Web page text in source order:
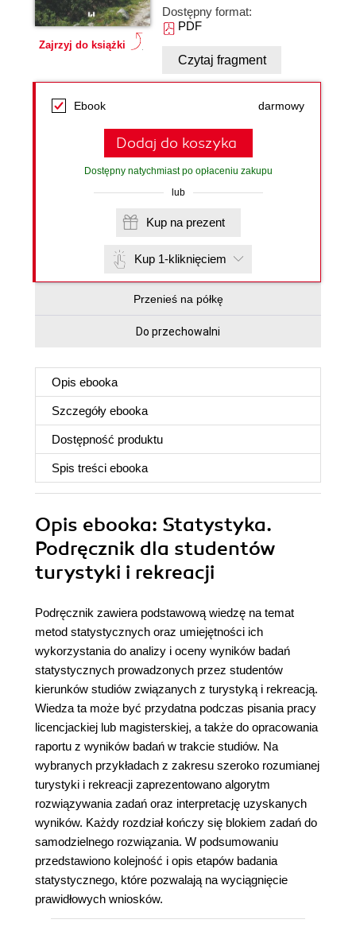
Zajrzyj do książki
Dostępny format:
PDF
Czytaj fragment
Ebook darmowy
Dodaj do koszyka
Dostępny natychmiast po opłaceniu zakupu
lub
Kup na prezent
Kup 1-kliknięciem
Przenieś na półkę
Do przechowalni
Opis ebooka
Szczegóły ebooka
Dostępność produktu
Spis treści ebooka
Opis ebooka: Statystyka.
Podręcznik dla studentów
turystyki i rekreacji
Podręcznik zawiera podstawową wiedzę na temat
metod statystycznych oraz umiejętności ich
wykorzystania do analizy i oceny wyników badań
statystycznych prowadzonych przez studentów
kierunków studiów związanych z turystyką i rekreacją.
Wiedza ta może być przydatna podczas pisania pracy
licencjackiej lub magisterskiej, a także do opracowania
raportu z wyników badań w trakcie studiów. Na
wybranych przykładach z zakresu szeroko rozumianej
turystyki i rekreacji zaprezentowano algorytm
rozwiązywania zadań oraz interpretację uzyskanych
wyników. Każdy rozdział kończy się blokiem zadań do
samodzielnego rozwiązania. W podsumowaniu
przedstawiono kolejność i opis etapów badania
statystycznego, które pozwalają na wyciągnięcie
prawidłowych wniosków.